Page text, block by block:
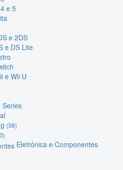
e 5
e 2DS
e DS Lite
e Wii U
Series
(38)
Eletrónica e Componentes